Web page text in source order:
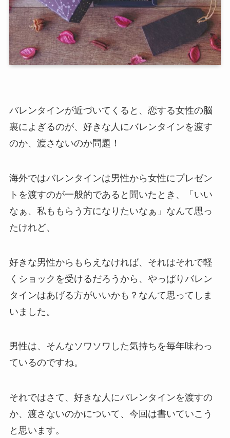
バレンタインが近づいてくると、恋する女性の脳
裏によぎるのが、好きな人にバレンタインを渡す
のか、渡さないのか問題！
海外ではバレンタインは男性から女性にプレゼン
トを渡すのが一般的であると聞いたとき、「いい
なぁ、私ももらう方になりたいなぁ」なんて思っ
たけれど、
好きな男性からもらえなければ、それはそれで軽
くショックを受けるだろうから、やっぱりバレン
タインはあげる方がいいかも？なんて思ってしま
いました。
男性は、そんなソワソワした気持ちを毎年味わっ
ているのですね。
それではさて、好きな人にバレンタインを渡すの
か、渡さないのかについて、今回は書いていこう
と思います。